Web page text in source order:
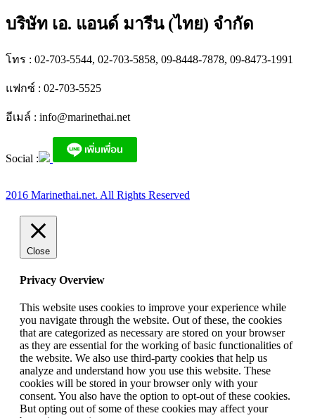
บริษัท เอ. แอนด์ มารีน (ไทย) จำกัด
โทร : 02-703-5544, 02-703-5858, 09-8448-7878, 09-8473-1991
แฟกซ์ : 02-703-5525
อีเมล์ : info@marinethai.net
Social :
2016 Marinethai.net. All Rights Reserved
Close
Privacy Overview
This website uses cookies to improve your experience while
you navigate through the website. Out of these, the cookies
that are categorized as necessary are stored on your browser
as they are essential for the working of basic functionalities of
the website. We also use third-party cookies that help us
analyze and understand how you use this website. These
cookies will be stored in your browser only with your
consent. You also have the option to opt-out of these cookies.
But opting out of some of these cookies may affect your